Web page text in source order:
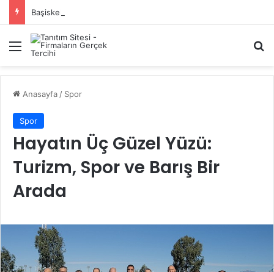
Başiskele Acil Çilingir Hizmeti İçin Doğru Adres Neresi?
Menü
Anasayfa / Spor
Spor
Hayatın Üç Güzel Yüzü:
Turizm, Spor ve Barış Bir
Arada